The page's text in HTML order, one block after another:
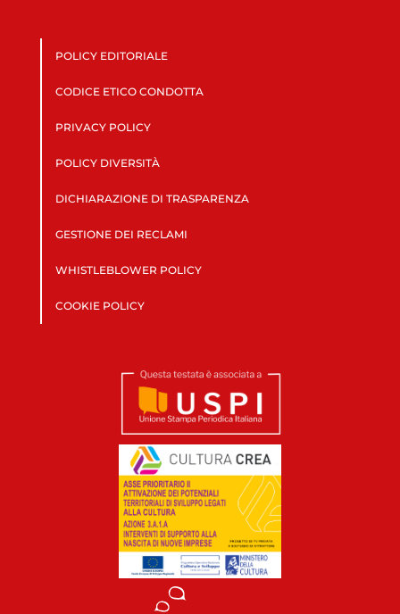
POLICY EDITORIALE
CODICE ETICO CONDOTTA
PRIVACY POLICY
POLICY DIVERSITÀ
DICHIARAZIONE DI TRASPARENZA
GESTIONE DEI RECLAMI
WHISTLEBLOWER POLICY
COOKIE POLICY